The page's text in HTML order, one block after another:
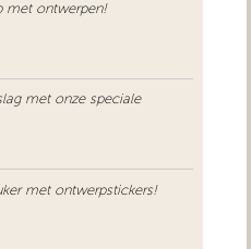
met ontwerpen!
met onze speciale
met ontwerpstickers!